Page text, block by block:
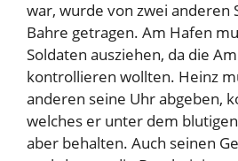
war, wurde von zwei anderen
Bahre getragen. Am Hafen
Soldaten ausziehen, da die
kontrollieren wollten. Heinz
anderen seine Uhr abgeben,
welches er unter dem
aber behalten. Auch seinen